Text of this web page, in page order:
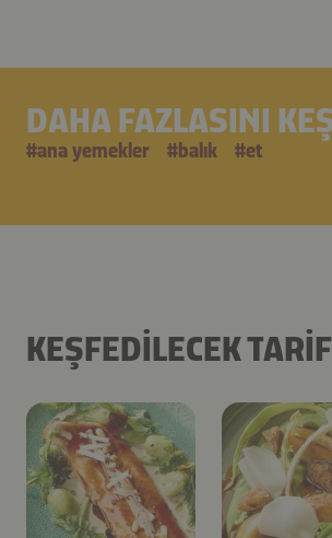
DAHA FAZLASINI
#ana yemekler #balık #et
KEŞFEDILECEK